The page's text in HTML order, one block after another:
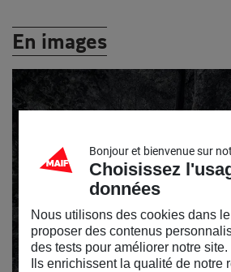
En images
Bonjour et bienvenue sur
Choisissez
données
Nous utilisons des cookies dans
proposer des contenus
des tests pour améliorer notre site.
Ils enrichissent la qualité de notre